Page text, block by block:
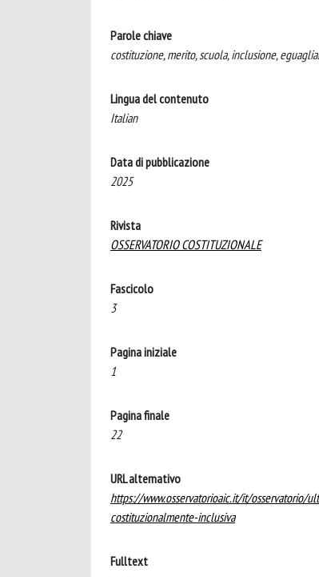
Parole chiave
costituzione, merito, scuola, inclusione,
Lingua del contenuto
Italian
Data di pubblicazione
2025
Rivista
OSSERVATORIO COSTITUZIONALE
Fascicolo
3
Pagina iniziale
1
Pagina finale
22
URL alternativo
https://www.osservatorioaic.it/it/
costituzionalmente-inclusiva
Fulltext